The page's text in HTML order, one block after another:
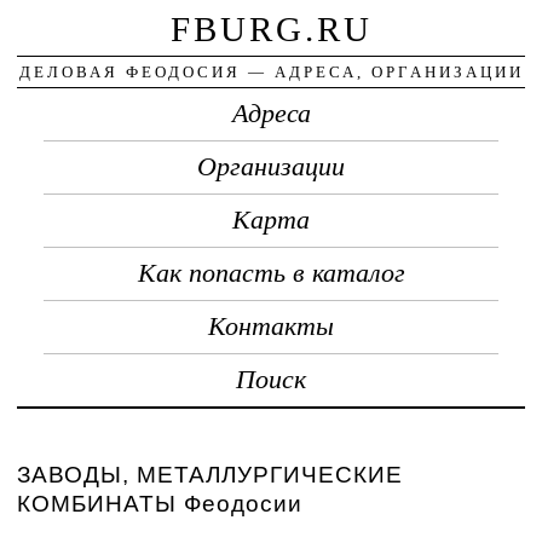
FBURG.RU
ДЕЛОВАЯ ФЕОДОСИЯ — АДРЕСА, ОРГАНИЗАЦИИ
Адреса
Организации
Карта
Как попасть в каталог
Контакты
Поиск
ЗАВОДЫ, МЕТАЛЛУРГИЧЕСКИЕ
КОМБИНАТЫ Феодосии